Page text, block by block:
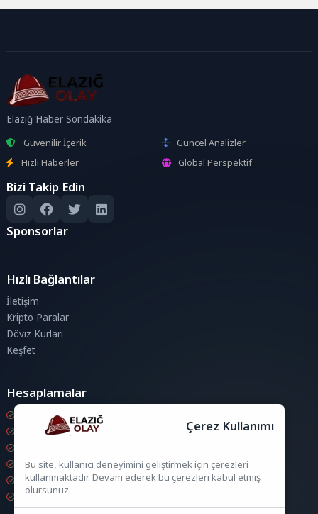
Elazığ Haber Sondakika
Güvenilir İçerik
Güncel Analizler
Hızlı Haberler
Global Perspektif
Bizi Takip Edin
Sponsorlar
Hızlı Bağlantılar
İletişim
Kripto Paralar
Döviz Kurları
Keşfet
Hesaplamalar
Kripto Para Hesaplama
Döviz Hesaplama
KDV Hesaplama
İndirim Hesaplama
Zam Hesaplama
Bileşik Hesaplama
Çerez Kullanımı
Bu site, kullanıcı deneyimini geliştirmek için çerezleri
kullanmaktadır. Devam ederek bu çerezleri kabul etmiş
olursunuz.